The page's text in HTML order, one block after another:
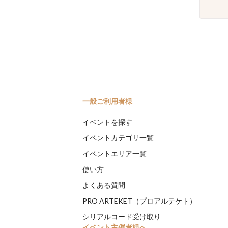
一般ご利用者様
イベントを探す
イベントカテゴリ一覧
イベントエリア一覧
使い方
よくある質問
PRO ARTEKET（プロアルテケト）
シリアルコード受け取り